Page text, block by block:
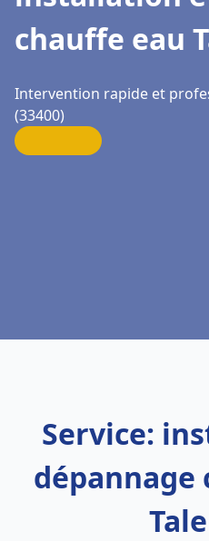
chauffe eau
Intervention rapide et
(33400)
Service:
dépannage